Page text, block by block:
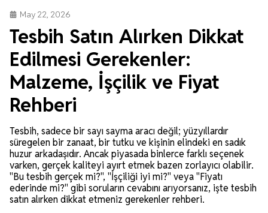
May 22, 2026
Tesbih Satın Alırken Dikkat
Edilmesi Gerekenler:
Malzeme, İşçilik ve Fiyat
Rehberi
Tesbih, sadece bir sayı sayma aracı değil; yüzyıllardır
süregelen bir zanaat, bir tutku ve kişinin elindeki en sadık
huzur arkadaşıdır. Ancak piyasada binlerce farklı seçenek
varken, gerçek kaliteyi ayırt etmek bazen zorlayıcı olabilir.
"Bu tesbih gerçek mi?", "İşçiliği iyi mi?" veya "Fiyatı
ederinde mi?" gibi soruların cevabını arıyorsanız, işte tesbih
satın alırken dikkat etmeniz gerekenler rehberi.